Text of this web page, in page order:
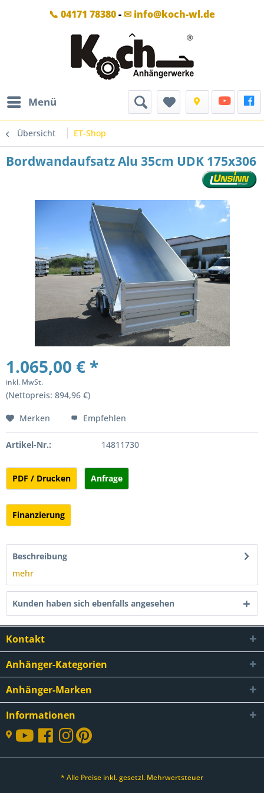
📞 04171 78380- ✉ info@koch-wl.de
Menü
Übersicht ET-Shop
Bordwandaufsatz Alu 35cm UDK 175x306
1.065,00 € *
inkl. MwSt.
(Nettopreis: 894,96 €)
Merken Empfehlen
Artikel-Nr.: 14811730
PDF / Drucken Anfrage
Finanzierung
Beschreibung
mehr
Kunden haben sich ebenfalls angesehen
Kontakt
Anhänger-Kategorien
Anhänger-Marken
Informationen
* Alle Preise inkl. gesetzl. Mehrwertsteuer